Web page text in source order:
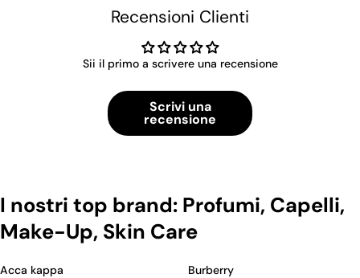
Recensioni Clienti
Sii il primo a scrivere una recensione
Scrivi una
recensione
I nostri top brand: Profumi, Capelli,
Make-Up, Skin Care
Acca kappa
Burberry